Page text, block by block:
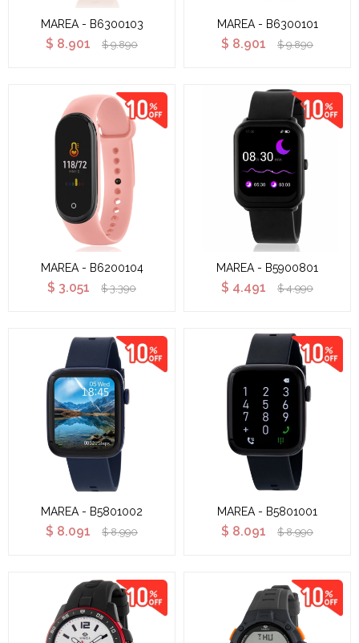
MAREA - B6300103
$ 8.901 $ 9.890
MAREA - B6300101
$ 8.901 $ 9.890
MAREA - B6200104
$ 3.051 $ 3.390
MAREA - B5900801
$ 4.491 $ 4.990
MAREA - B5801002
$ 8.091 $ 8.990
MAREA - B5801001
$ 8.091 $ 8.990